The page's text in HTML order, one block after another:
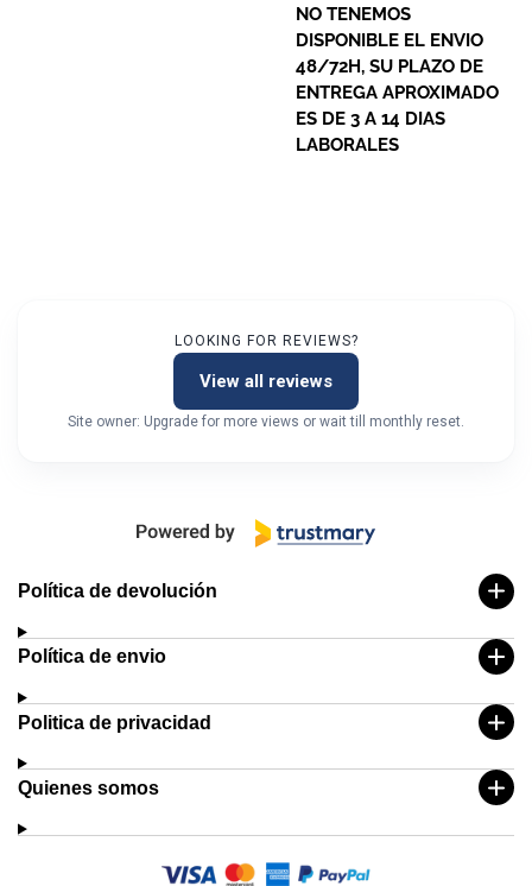
NO TENEMOS
DISPONIBLE EL ENVIO
48/72H, SU PLAZO DE
ENTREGA APROXIMADO
ES DE 3 A 14 DIAS
LABORALES
LOOKING FOR REVIEWS?
View all reviews
Site owner: Upgrade for more views or wait till monthly reset.
Política de devolución
Política de envio
Politica de privacidad
Quienes somos